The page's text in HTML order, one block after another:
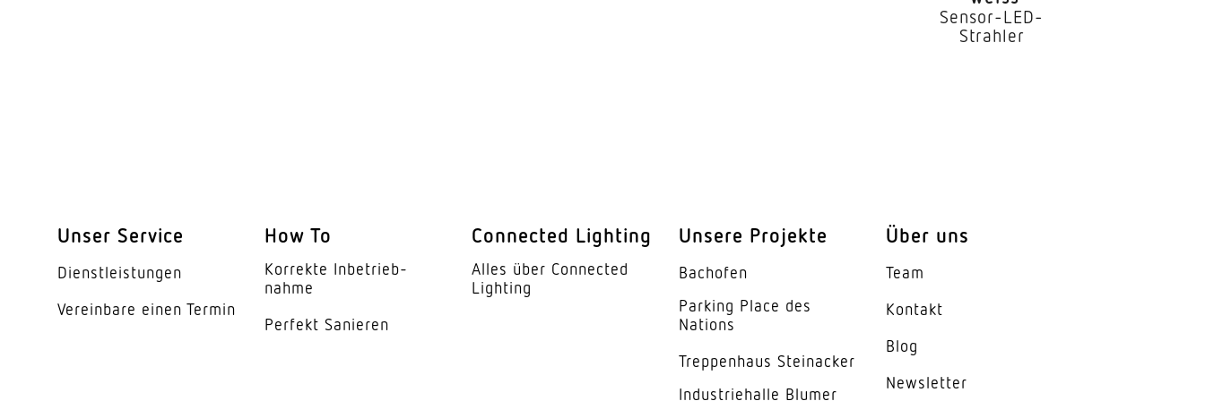
Leistung
49,4 W
Funktionen
Relais Ausgang
Schlagfestigkeit
Sensor-LED-
Strahler
Unser Service
Dienst­leis­tungen
Vereinbare einen Termin
How To
Korrekte Inbe­trieb­
nahme
Perfekt Sanieren
Connected Lighting
Alles über Connected
Lighting
Unsere Projekte
Bachofen
Parking Place des
Nations
Trep­penhaus Steinacker
Indus­trie­halle Blumer
Über uns
Team
Kontakt
Blog
News­letter